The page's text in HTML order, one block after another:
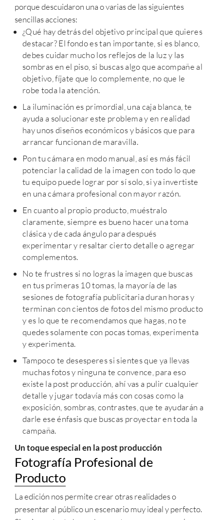
porque descuidaron una o varias de las siguientes
sencillas acciones:
¿Qué hay detrás del objetivo principal que quieres
destacar? El fondo es tan importante, si es blanco,
debes cuidar mucho los reflejos de la luz y las
sombras en el piso, si buscas algo que acompañe al
objetivo, fíjate que lo complemente, no que le
robe toda la atención.
La iluminación es primordial, una caja blanca, te
ayuda a solucionar este problema y en realidad
hay unos diseños económicos y básicos que para
arrancar funcionan de maravilla.
Pon tu cámara en modo manual, así es más fácil
potenciar la calidad de la imagen con todo lo que
tu equipo puede lograr por sí solo, si ya invertiste
en una cámara profesional con mayor razón.
En cuanto al propio producto, muéstralo
claramente, siempre es bueno hacer una toma
clásica y de cada ángulo para después
experimentar y resaltar cierto detalle o agregar
complementos.
No te frustres si no logras la imagen que buscas
en tus primeras 10 tomas, la mayoría de las
sesiones de fotografía publicitaria duran horas y
terminan con cientos de fotos del mismo producto
y es lo que te recomendamos que hagas, no te
quedes solamente con pocas tomas, experimenta
y experimenta.
Tampoco te desesperes si sientes que ya llevas
muchas fotos y ninguna te convence, para eso
existe la post producción, ahí vas a pulir cualquier
detalle y jugar todavía más con cosas como la
exposición, sombras, contrastes, que te ayudarán a
darle ese énfasis que buscas proyectar en toda la
campaña.
Un toque especial en la post producción
Fotografía Profesional de
Producto
La edición nos permite crear otras realidades o
presentar al público un escenario muy ideal y perfecto.